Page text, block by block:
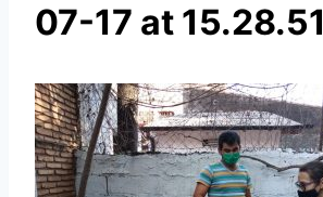
07-17 at 15.28.51